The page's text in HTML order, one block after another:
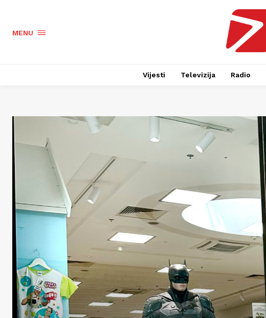
MENU
Vijesti Televizija Radio